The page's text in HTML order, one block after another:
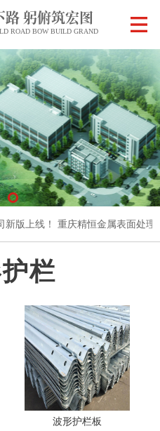
路 躬俯筑宏图
ROAD BOW BUILD GRAND
版上线！ 重庆精恒金属表面处理
栏
波形护栏板